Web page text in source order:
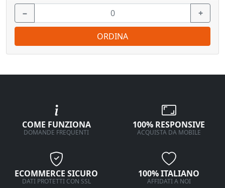
− +
ORDINA
COME FUNZIONA
DOMANDE FREQUENTI
100% RESPONSIVE
ACQUISTA DA MOBILE
ECOMMERCE SICURO
DATI PROTETTI CON SSL
100% ITALIANO
AFFIDATI A NOI